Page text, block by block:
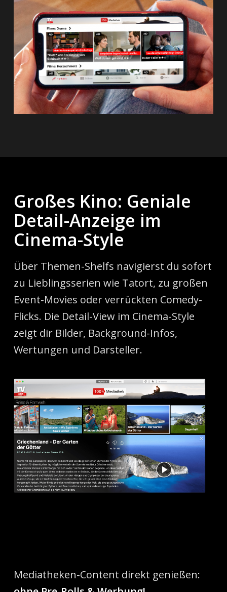
Großes Kino: Geniale
Detail-Anzeige im
Cinema-Style
Über Themen-Shelfs navigierst du sofort
zu Lieblingsserien wie Tatort, zu großen
Event-Movies oder verrückten Comedy-
Flicks. Die Detail-View im Cinema-Style
zeigt dir Bilder, Background-Infos,
Wertungen und Darsteller.
Mediatheken-Content direkt genießen: